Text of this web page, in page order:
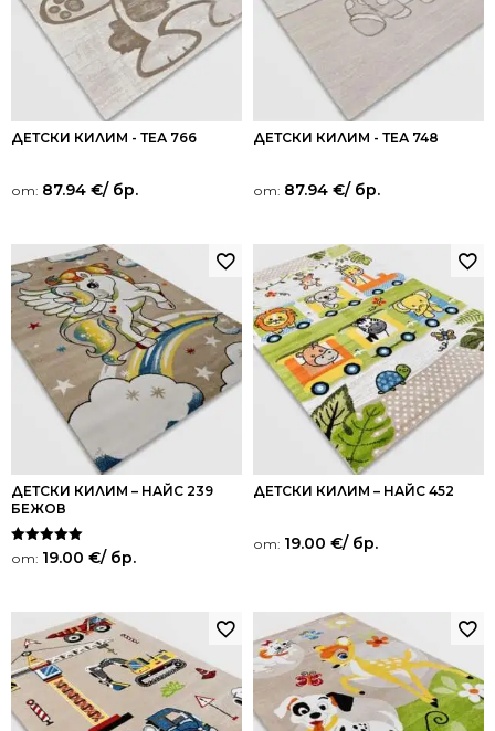
ДЕТСКИ КИЛИМ - ТЕА 766
от: 87.94 €/ бр.
ДЕТСКИ КИЛИМ - ТЕА 748
от: 87.94 €/ бр.
ДЕТСКИ КИЛИМ – НАЙС 239
БЕЖОВ
Оценено на
5.00
от: 19.00 €/ бр.
ДЕТСКИ КИЛИМ – НАЙС 452
от: 19.00 €/ бр.